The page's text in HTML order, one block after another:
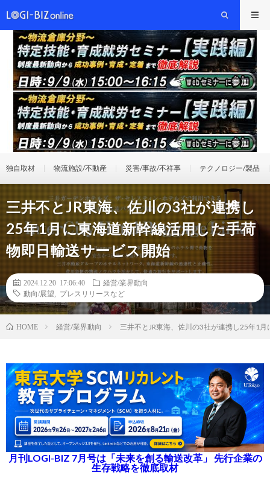
独自取材 物流施設/不動産 災害/事故/不祥事 テクノロジー/製品
三井不とJR東海、佐川の3社が連携し
25年1月に東海道新幹線活用した手荷
物即日輸送サービス開始
2024.12.20 17:06:40
経営/業界動向
動向/展望
プレスリリースなど
HOME 経営/業界動向 三井不とJR東海、佐川の3社が連携し25年1
月刊LOGI-BIZ 7月号は「未来を創る輸送改革」 先行企業の
生存戦略を徹底取材